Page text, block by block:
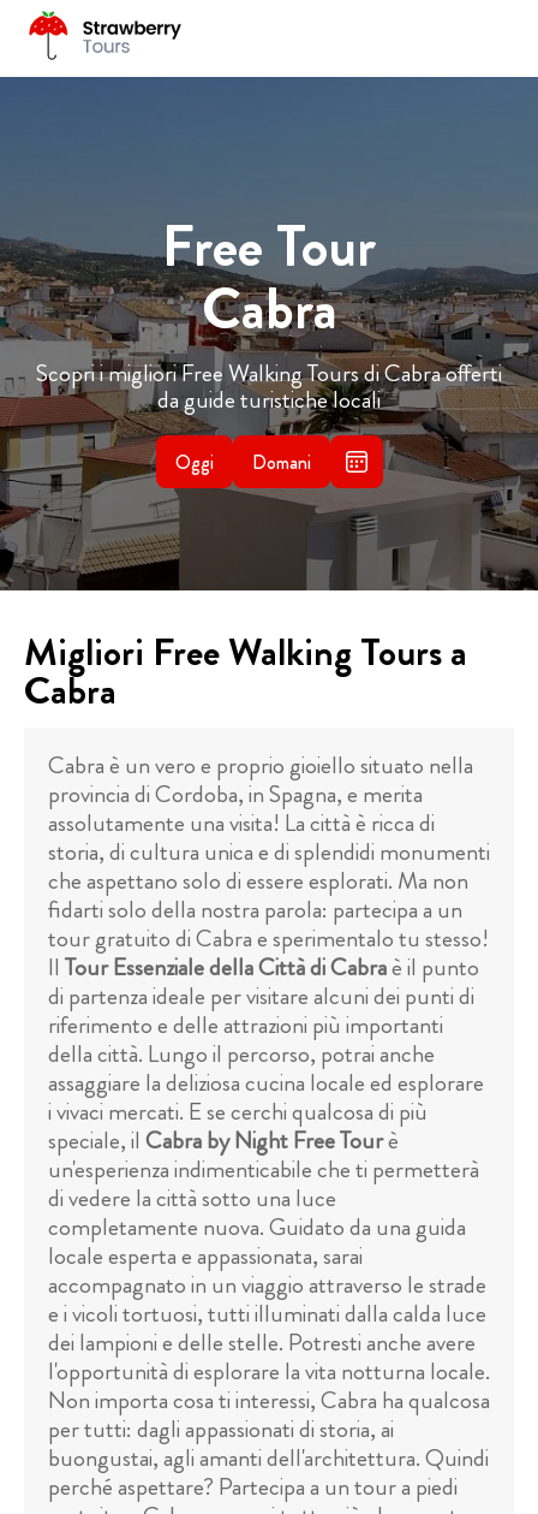
Free Tour
Cabra
Scopri i migliori Free Walking Tours di Cabra offerti
da guide turistiche locali
Oggi Domani
Migliori Free Walking Tours a
Cabra
Cabra è un vero e proprio gioiello situato nella
provincia di Cordoba, in Spagna, e merita
assolutamente una visita! La città è ricca di
storia, di cultura unica e di splendidi monumenti
che aspettano solo di essere esplorati. Ma non
fidarti solo della nostra parola: partecipa a un
tour gratuito di Cabra e sperimentalo tu stesso!
Il Tour Essenziale della Città di Cabraè il punto
di partenza ideale per visitare alcuni dei punti di
riferimento e delle attrazioni più importanti
della città. Lungo il percorso, potrai anche
assaggiare la deliziosa cucina locale ed esplorare
i vivaci mercati. E se cerchi qualcosa di più
speciale, il Cabra by Night Free Tourè
un'esperienza indimenticabile che ti permetterà
di vedere la città sotto una luce
completamente nuova. Guidato da una guida
locale esperta e appassionata, sarai
accompagnato in un viaggio attraverso le strade
e i vicoli tortuosi, tutti illuminati dalla calda luce
dei lampioni e delle stelle. Potresti anche avere
l'opportunità di esplorare la vita notturna locale.
Non importa cosa ti interessi, Cabra ha qualcosa
per tutti: dagli appassionati di storia, ai
buongustai, agli amanti dell'architettura. Quindi
perché aspettare? Partecipa a un tour a piedi